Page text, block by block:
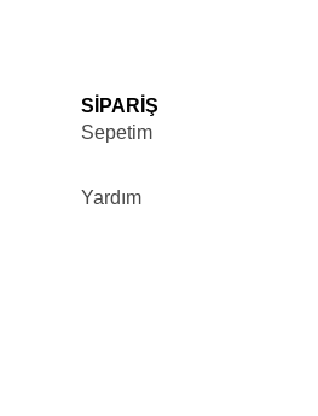
SİPARİŞ
Sepetim
Yardım